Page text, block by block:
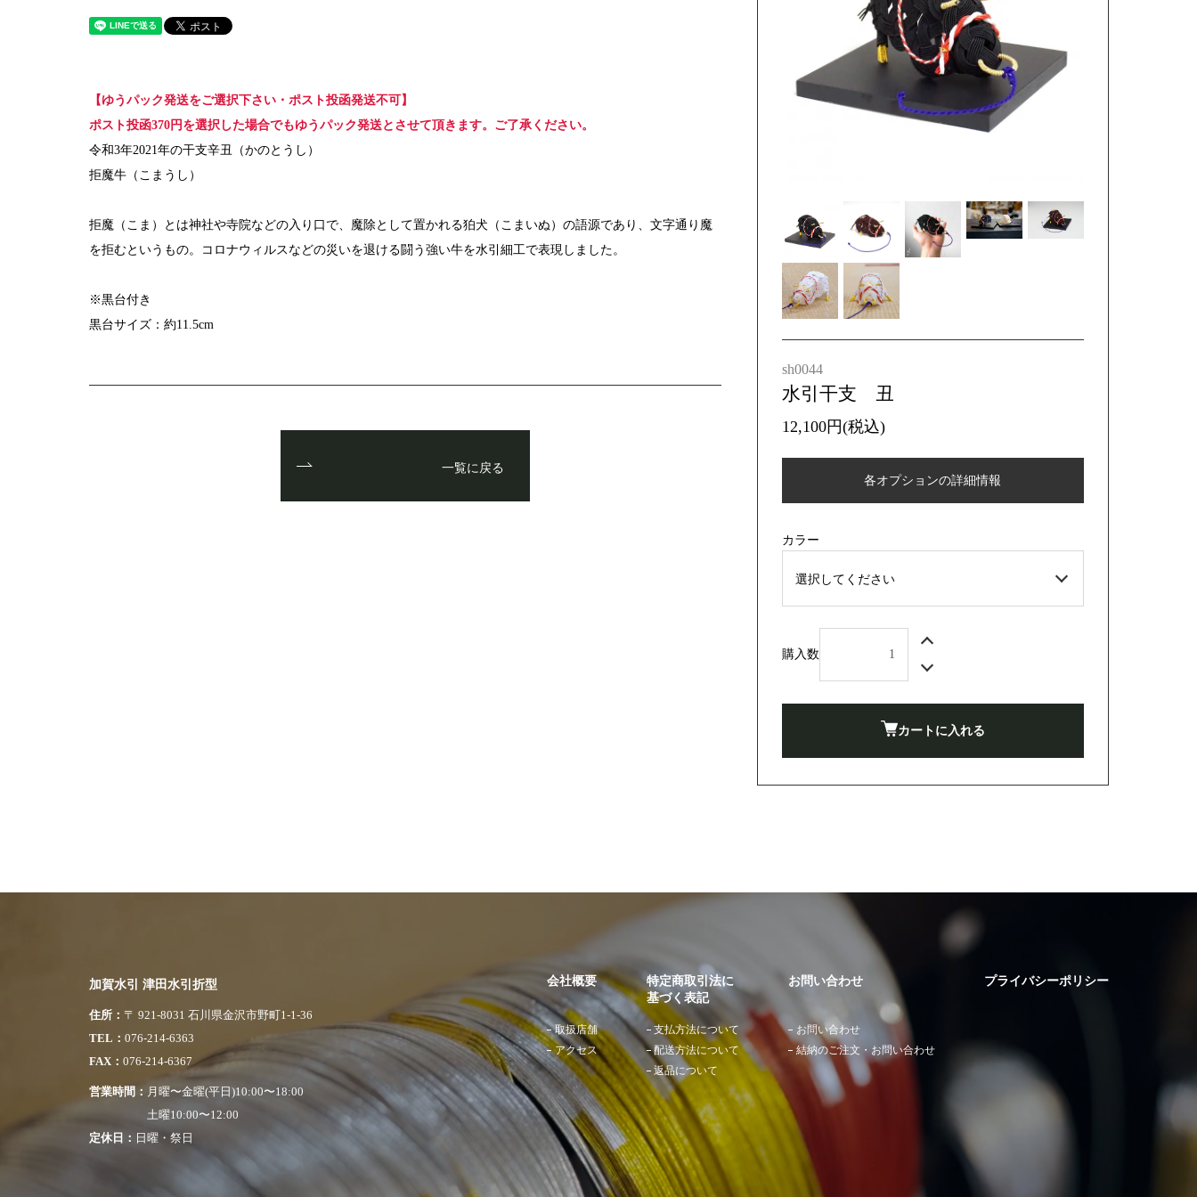
【ゆうパック発送をご選択下さい・ポスト投函発送不可】
ポスト投函370円を選択した場合でもゆうパック発送とさせて頂きます。ご了承ください。
令和3年2021年の干支辛丑（かのとうし）
拒魔牛（こまうし）
拒魔（こま）とは神社や寺院などの入り口で、魔除として置かれる狛犬（こまいぬ）の語源であり、文字通り魔
を拒むというもの。コロナウィルスなどの災いを退ける闘う強い牛を水引細工で表現しました。
※黒台付き
黒台サイズ：約11.5cm
一覧に戻る
sh0044
水引干支 丑
12,100円(税込)
各オプションの詳細情報
カラー
購入数
カートに入れる
加賀水引 津田水引折型
住所
〒 921-8031 石川県金沢市野町1-1-36
TEL
076-214-6363
FAX
076-214-6367
営業時間
月曜〜金曜(平日)10:00〜18:00
土曜10:00〜12:00
定休日
日曜・祭日
会社概要
取扱店舗
アクセス
特定商取引法に
基づく表記
支払方法について
配送方法について
返品について
お問い合わせ
お問い合わせ
結納のご注文・お問い合わせ
プライバシーポリシー